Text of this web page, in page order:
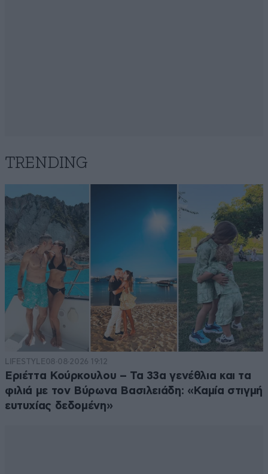
TRENDING
LIFESTYLE08·08·2026 19:12
Εριέττα Κούρκουλου – Τα 33α γενέθλια και τα
φιλιά με τον Βύρωνα Βασιλειάδη: «Καμία στιγμή
ευτυχίας δεδομένη»